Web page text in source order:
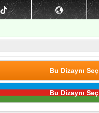
Bu Dizaynı Seç
Bu Dizaynı Seç